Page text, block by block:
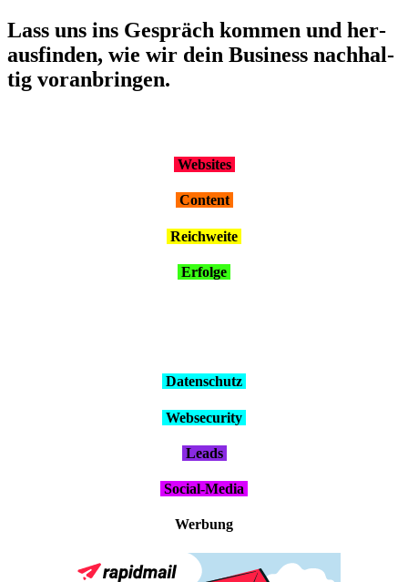
Lass uns ins Gespräch kom­men und her­
aus­fin­den, wie wir dein Busi­ness nach­hal­
tig vor­an­brin­gen.
Web­sites
Con­tent
Reich­wei­te
Erfol­ge
Daten­schutz
Web­se­cu­ri­ty
Leads
Social-Media
Wer­bung